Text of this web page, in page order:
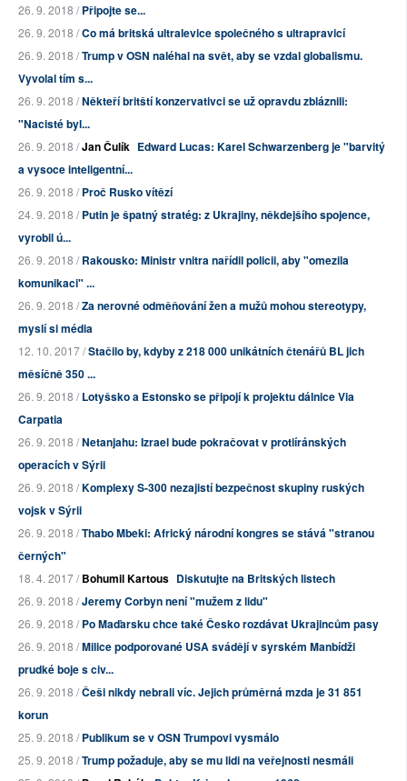
26. 9. 2018 /Připojte se...
26. 9. 2018 /Co má britská ultralevice společného s ultrapravicí
26. 9. 2018 /Trump v OSN naléhal na svět, aby se vzdal globalismu.
Vyvolal tím s...
26. 9. 2018 /Někteří britští konzervativci se už opravdu zbláznili:
"Nacisté byl...
26. 9. 2018 /Jan Čulík Edward Lucas: Karel Schwarzenberg je "barvitý
a vysoce inteligentní...
26. 9. 2018 /Proč Rusko vítězí
24. 9. 2018 /Putin je špatný stratég: z Ukrajiny, někdejšího spojence,
vyrobil ú...
26. 9. 2018 /Rakousko: Ministr vnitra nařídil policii, aby "omezila
komunikaci" ...
26. 9. 2018 /Za nerovné odměňování žen a mužů mohou stereotypy,
myslí si média
12. 10. 2017 /Stačilo by, kdyby z 218 000 unikátních čtenářů BL jich
měsíčně 350 ...
26. 9. 2018 /Lotyšsko a Estonsko se připojí k projektu dálnice Via
Carpatia
26. 9. 2018 /Netanjahu: Izrael bude pokračovat v protiíránských
operacích v Sýrii
26. 9. 2018 /Komplexy S-300 nezajistí bezpečnost skupiny ruských
vojsk v Sýrii
26. 9. 2018 /Thabo Mbeki: Africký národní kongres se stává "stranou
černých"
18. 4. 2017 /Bohumil Kartous Diskutujte na Britských listech
26. 9. 2018 /Jeremy Corbyn není "mužem z lidu"
26. 9. 2018 /Po Maďarsku chce také Česko rozdávat Ukrajincům pasy
26. 9. 2018 /Milice podporované USA svádějí v syrském Manbídži
prudké boje s civ...
26. 9. 2018 /Češi nikdy nebrali víc. Jejich průměrná mzda je 31 851
korun
25. 9. 2018 /Publikum se v OSN Trumpovi vysmálo
25. 9. 2018 /Trump požaduje, aby se mu lidi na veřejnosti nesmáli